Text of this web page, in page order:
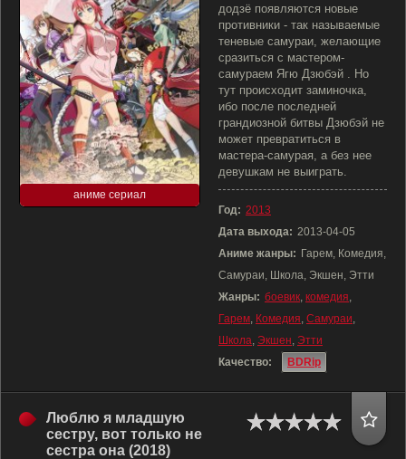
аниме сериал
додзё появляются новые
противники - так называемые
теневые самураи, желающие
сразиться с мастером-
самураем Ягю Дзюбэй . Но
тут происходит заминочка,
ибо после последней
грандиозной битвы Дзюбэй не
может превратиться в
мастера-самурая, а без нее
девушкам не выиграть.
Год: 2013
Дата выхода: 2013-04-05
Аниме жанры: Гарем, Комедия,
Самураи, Школа, Экшен, Этти
Жанры: боевик, комедия,
Гарем, Комедия, Самураи,
Школа, Экшен, Этти
Качество:
BDRip
Люблю я младшую
сестру, вот только не
сестра она (2018)